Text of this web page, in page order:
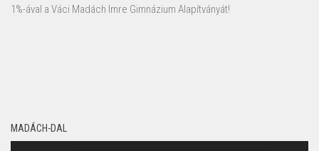
1%-ával a Váci Madách Imre Gimnázium Alapítványát!
MADÁCH-DAL